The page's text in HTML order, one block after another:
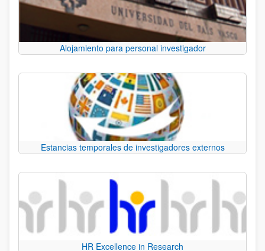
Alojamiento para personal investigador
Estancias temporales de investigadores externos
HR Excellence in Research